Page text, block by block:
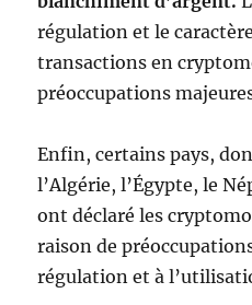
régulation et le
transactions en
préoccupations
Enfin, certains pays,
l’Algérie, l’Égypte, le
ont déclaré les
raison de
régulation et à